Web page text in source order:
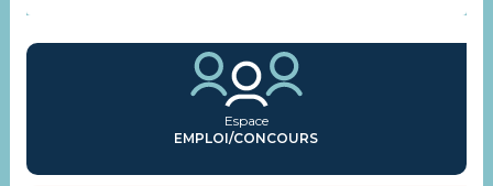
Espace
EMPLOI/CONCOURS